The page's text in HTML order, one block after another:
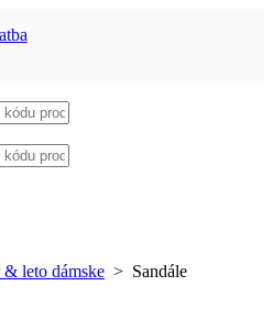
& leto dámske > Sandále